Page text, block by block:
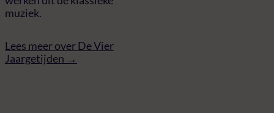
muziek.
Lees meer over De Vier
Jaargetijden →